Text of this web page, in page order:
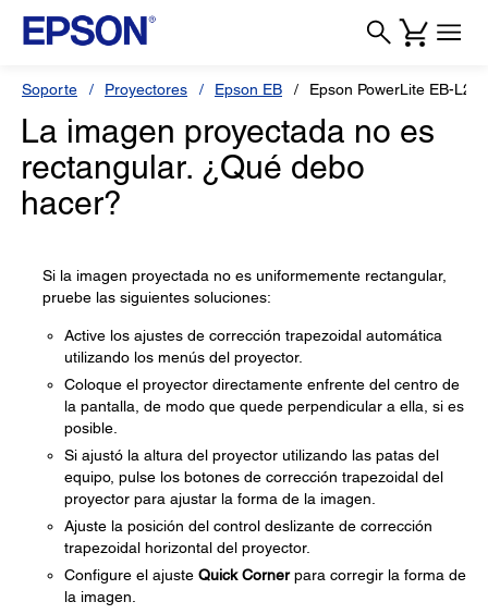
Soporte Proyectores Epson EB Epson PowerLite EB-
La imagen proyectada no es
rectangular. ¿Qué debo
hacer?
Si la imagen proyectada no es uniformemente rectangular,
pruebe las siguientes soluciones:
Active los ajustes de corrección trapezoidal automática
utilizando los menús del proyector.
Coloque el proyector directamente enfrente del centro de
la pantalla, de modo que quede perpendicular a ella, si es
posible.
Si ajustó la altura del proyector utilizando las patas del
equipo, pulse los botones de corrección trapezoidal del
proyector para ajustar la forma de la imagen.
Ajuste la posición del control deslizante de corrección
trapezoidal horizontal del proyector.
Configure el ajuste Quick Cornerpara corregir la forma de
la imagen.